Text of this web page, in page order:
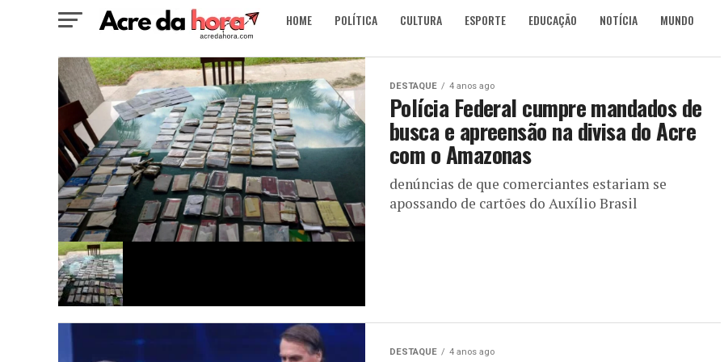
HOME POLÍTICA CULTURA ESPORTE EDUCAÇÃO NOTÍCIA MUNDO
DESTAQUE 4 anos ago
Polícia Federal cumpre mandados de
busca e apreensão na divisa do Acre
com o Amazonas
denúncias de que comerciantes estariam se
apossando de cartões do Auxílio Brasil
DESTAQUE 4 anos ago